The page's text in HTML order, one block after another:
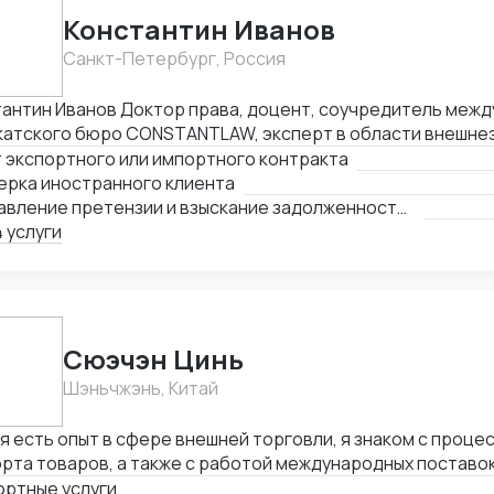
Константин Иванов
Санкт-Петербург, Россия
права, доцент, соучредитель международного
бюро CONSTANTLAW, эксперт в области
сопровождения международных сделок и
споров. Международный арбитр
Латвия, международный арбитражный суд IAC / Алматы,
экспортного или импортного контракта
иностранного клиента
Составление претензии и взыскание задолженности с иностранного клиента
Cюэчэн Цинь
Шэньчжэнь, Китай
есть опыт в сфере внешней торговли, я знаком с
товаров, а также с работой международных
с зарубежными партнерами, заключать
услуги